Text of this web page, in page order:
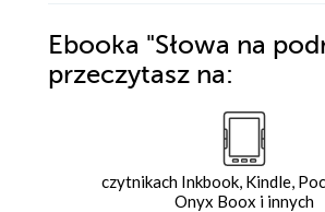
Ebooka "Słowa na
przeczytasz na:
czytnikach Inkbook, Kindle,
Onyx Boox i innych